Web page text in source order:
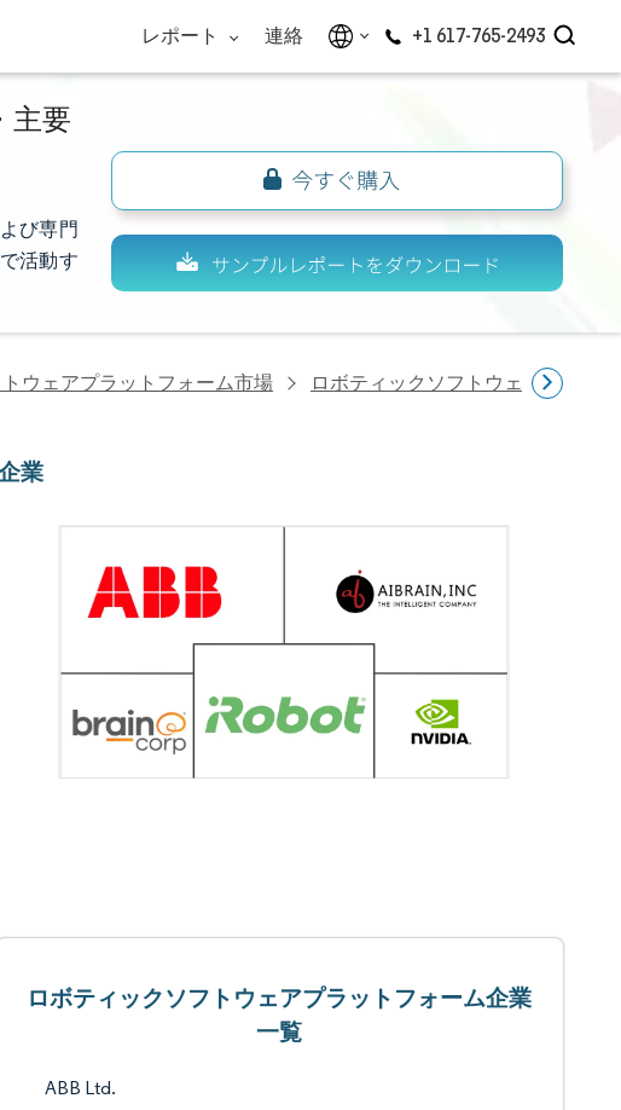
レポート 連絡 +1 617-765-2493
主要
び専門
で活動す
ウェアプラットフォーム市場 ロボティックソフトウェアプラッ
業
ロボティックソフトウェアプラットフォーム企業
一覧
ABB Ltd.